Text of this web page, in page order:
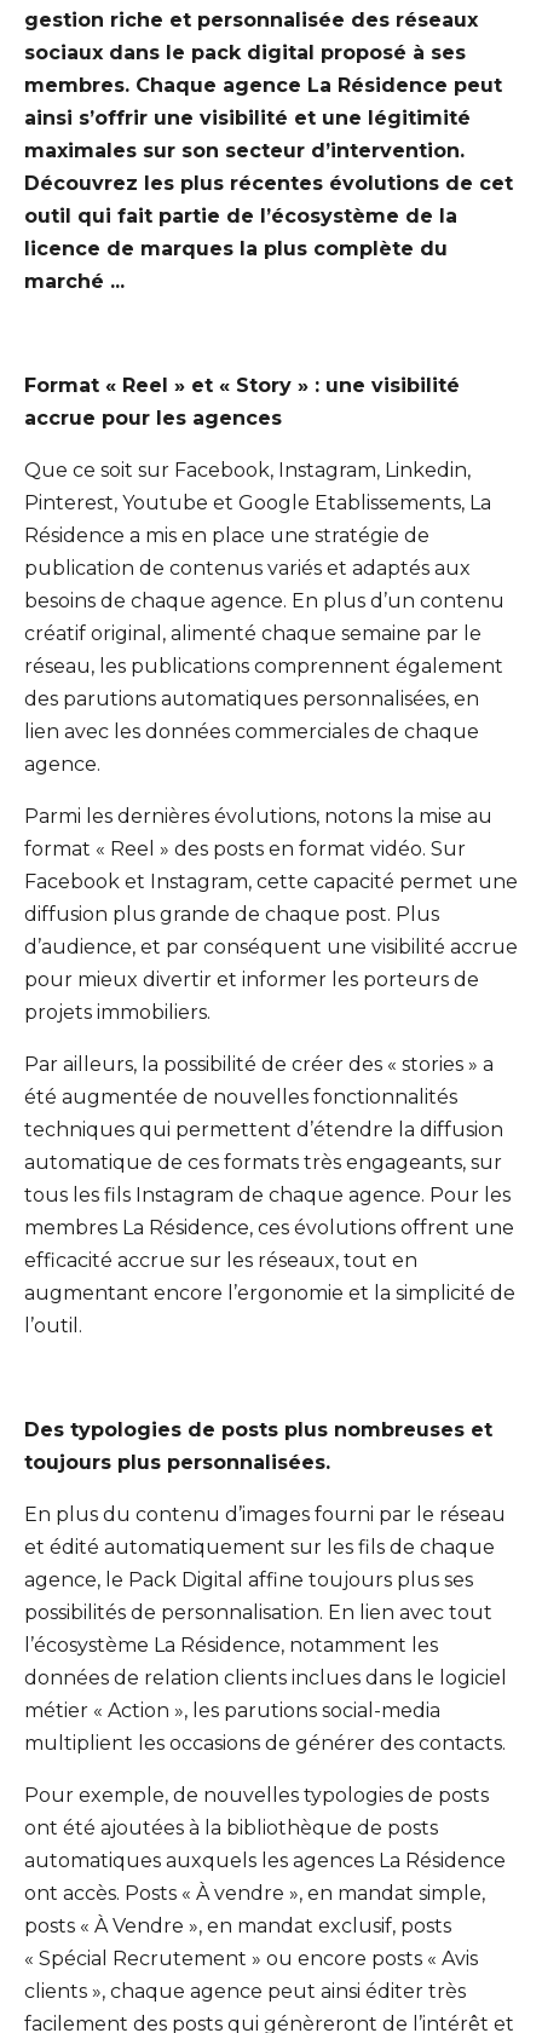
gestion riche et personnalisée des réseaux
sociaux dans le pack digital proposé à ses
membres. Chaque agence La Résidence peut
ainsi s’offrir une visibilité et une légitimité
maximales sur son secteur d’intervention.
Découvrez les plus récentes évolutions de cet
outil qui fait partie de l’écosystème de la
licence de marques la plus complète du
marché ...
Format « Reel » et « Story » : une visibilité
accrue pour les agences
Que ce soit sur Facebook, Instagram, Linkedin,
Pinterest, Youtube et Google Etablissements, La
Résidence a mis en place une stratégie de
publication de contenus variés et adaptés aux
besoins de chaque agence. En plus d’un contenu
créatif original, alimenté chaque semaine par le
réseau, les publications comprennent également
des parutions automatiques personnalisées, en
lien avec les données commerciales de chaque
agence.
Parmi les dernières évolutions, notons la mise au
format « Reel » des posts en format vidéo. Sur
Facebook et Instagram, cette capacité permet une
diffusion plus grande de chaque post. Plus
d’audience, et par conséquent une visibilité accrue
pour mieux divertir et informer les porteurs de
projets immobiliers.
Par ailleurs, la possibilité de créer des « stories » a
été augmentée de nouvelles fonctionnalités
techniques qui permettent d’étendre la diffusion
automatique de ces formats très engageants, sur
tous les fils Instagram de chaque agence. Pour les
membres La Résidence, ces évolutions offrent une
efficacité accrue sur les réseaux, tout en
augmentant encore l’ergonomie et la simplicité de
l’outil.
Des typologies de posts plus nombreuses et
toujours plus personnalisées.
En plus du contenu d’images fourni par le réseau
et édité automatiquement sur les fils de chaque
agence, le Pack Digital affine toujours plus ses
possibilités de personnalisation. En lien avec tout
l’écosystème La Résidence, notamment les
données de relation clients inclues dans le logiciel
métier « Action », les parutions social-media
multiplient les occasions de générer des contacts.
Pour exemple, de nouvelles typologies de posts
ont été ajoutées à la bibliothèque de posts
automatiques auxquels les agences La Résidence
ont accès. Posts « À vendre », en mandat simple,
posts « À Vendre », en mandat exclusif, posts
« Spécial Recrutement » ou encore posts « Avis
clients », chaque agence peut ainsi éditer très
facilement des posts qui génèreront de l’intérêt et